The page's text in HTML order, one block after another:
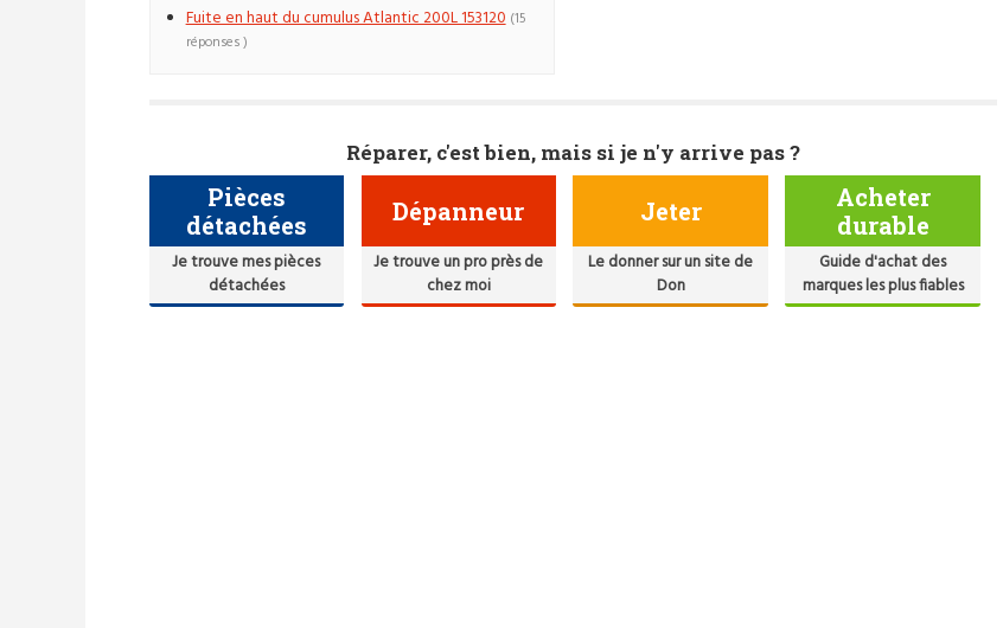
Fuite en haut du cumulus Atlantic 200L 153120 (15
réponses )
Réparer, c'est bien, mais si je n'y arrive pas ?
Pièces
détachées
Je trouve mes pièces
détachées
Dépanneur
Je trouve un pro près de
chez moi
Jeter
Le donner sur un site de
Don
Acheter
durable
Guide d'achat des
marques les plus fiables